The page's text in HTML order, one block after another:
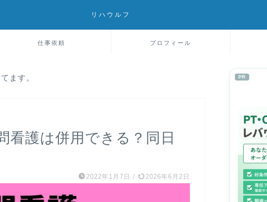
リハウルフ
仕事依頼 プロフィール
ます。
看護は併用できる？同日
2022年1月7日 / 2026年6月2日
PR